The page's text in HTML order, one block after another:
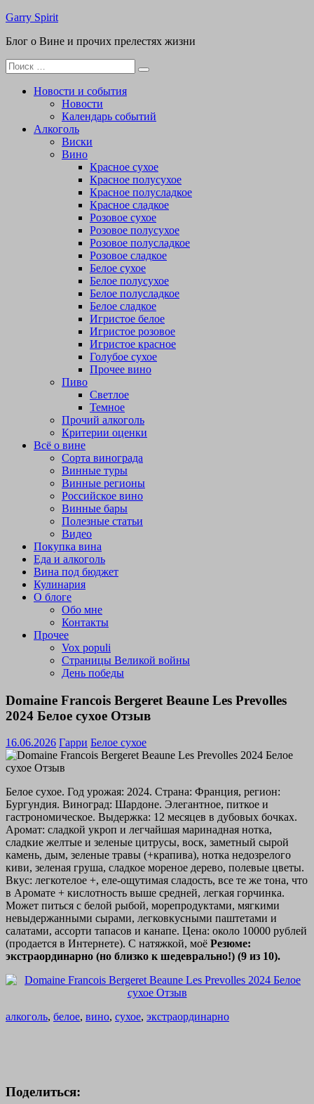
Перейти
содержимому
Garry Spirit
Блог о Вине и прочих прелестях жизни
Поиск
для:
Новости и события
Новости
Календарь событий
Алкоголь
Виски
Вино
Красное сухое
Красное полусухое
Красное полусладкое
Красное сладкое
Розовое сухое
Розовое полусухое
Розовое полусладкое
Розовое сладкое
Белое сухое
Белое полусухое
Белое полусладкое
Белое сладкое
Игристое белое
Игристое розовое
Игристое красное
Голубое сухое
Прочее вино
Пиво
Светлое
Темное
Прочий алкоголь
Критерии оценки
Всё о вине
Сорта винограда
Винные туры
Винные регионы
Российское вино
Винные бары
Полезные статьи
Видео
Покупка вина
Еда и алкоголь
Вина под бюджет
Кулинария
О блоге
Обо мне
Контакты
Прочее
Vox populi
Страницы Великой войны
День победы
Domaine Francois Bergeret Beaune Les Prevolles
2024 Белое сухое Отзыв
16.06.2026 Гарри Белое сухое
Белое сухое. Год урожая: 2024. Страна: Франция, регион:
Бургундия. Виноград: Шардоне. Элегантное, питкое и
гастрономическое. Выдержка: 12 месяцев в дубовых бочках.
Аромат: сладкой укроп и легчайшая маринадная нотка,
сладкие желтые и зеленые цитрусы, воск, заметный сырой
камень, дым, зеленые травы (+крапива), нотка недозрелого
киви, зеленая груша, сладкое мореное дерево, полевые цветы.
Вкус: легкотелое +, еле-ощутимая сладость, все те же тона, что
в Аромате + кислотность выше средней, легкая горчинка.
Может питься с белой рыбой, морепродуктами, мягкими
невыдержанными сырами, легковкусными паштетами и
салатами, ассорти тапасов и канапе. Цена: около 10000 рублей
(продается в Интернете). С натяжкой, моё Резюме:
экстраординарно (но близко к шедеврально!) (9 из 10).
алкоголь, белое, вино, сухое, экстраординарно
Поделиться: